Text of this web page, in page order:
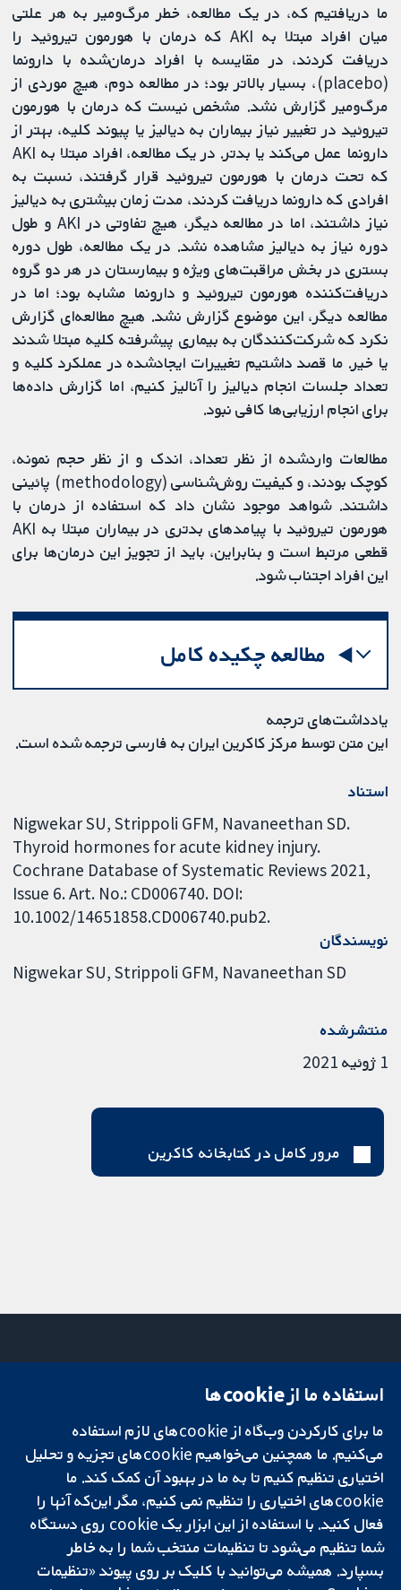
ما دریافتیم که، در یک مطالعه، خطر مرگ‌ومیر به هر علتی
میان افراد مبتلا به AKI که درمان با هورمون تیروئید را
دریافت کردند، در مقایسه با افراد درمان‌شده با دارونما
(placebo)، بسیار بالاتر بود؛ در مطالعه دوم، هیچ موردی از
مرگ‌ومیر گزارش نشد. مشخص نیست که درمان با هورمون
تیروئید در تغییر نیاز بیماران به دیالیز یا پیوند کلیه، بهتر از
دارونما عمل می‌کند یا بدتر. در یک مطالعه، افراد مبتلا به AKI
که تحت درمان با هورمون تیروئید قرار گرفتند، نسبت به
افرادی که دارونما دریافت کردند، مدت زمان بیشتری به دیالیز
نیاز داشتند، اما در مطالعه دیگر، هیچ تفاوتی در AKI و طول
دوره نیاز به دیالیز مشاهده نشد. در یک مطالعه، طول دوره
بستری در بخش مراقبت‌های ویژه و بیمارستان در هر دو گروه
دریافت‌کننده هورمون تیروئید و دارونما مشابه بود؛ اما در
مطالعه دیگر، این موضوع گزارش نشد. هیچ مطالعه‌ای گزارش
نکرد که شرکت‌کنندگان به بیماری پیشرفته کلیه مبتلا شدند
یا خیر. ما قصد داشتیم تغییرات ایجادشده در عملکرد کلیه و
تعداد جلسات انجام دیالیز را آنالیز کنیم، اما گزارش داده‌ها
برای انجام ارزیابی‌ها کافی نبود.
مطالعات واردشده از نظر تعداد، اندک و از نظر حجم نمونه،
کوچک بودند، و کیفیت روش‌شناسی (methodology) پائینی
داشتند. شواهد موجود نشان داد که استفاده از درمان با
هورمون تیروئید با پیامدهای بدتری در بیماران مبتلا به AKI
قطعی مرتبط است و بنابراین، باید از تجویز این درمان‌ها برای
این افراد اجتناب شود.
مطالعه چکیده کامل
یادداشت‌های ترجمه
این متن توسط مرکز کاکرین ایران به فارسی ترجمه شده است.
استناد
Nigwekar SU, Strippoli GFM, Navaneethan SD.
Thyroid hormones for acute kidney injury.
Cochrane Database of Systematic Reviews 2021,
Issue 6. Art. No.: CD006740. DOI:
10.1002/14651858.CD006740.pub2.
نویسندگان
Nigwekar SU Strippoli GFM Navaneethan SD
منتشرشده
1 ژوئیه 2021
مرور کامل در کتابخانه کاکرین
تحقیقات قابل
اعتماد.
تصمیم‌گیری آگاهانه.
سلامت بهتر.
میدان کاوندیش
لندن
W1G 0AN
بریتانیا
دفتر رسانه‌ای
درباره ما
فرصت‌های
شغلی
Cochrane
Library
استفاده ما از cookie‌ها
ما برای کارکردن وب‌گاه از cookie‌های لازم استفاده
می‌کنیم. ما همچنین می‌خواهیم cookie‌های تجزیه و تحلیل
اختیاری تنظیم کنیم تا به ما در بهبود آن کمک کند. ما
cookie‌های اختیاری را تنظیم نمی کنیم، مگر این‌که آنها را
فعال کنید. با استفاده از این ابزار یک cookie‌ روی دستگاه
شما تنظیم می‌شود تا تنظیمات منتخب شما را به خاطر
بسپارد. همیشه می‌توانید با کلیک بر روی پیوند «تنظیمات